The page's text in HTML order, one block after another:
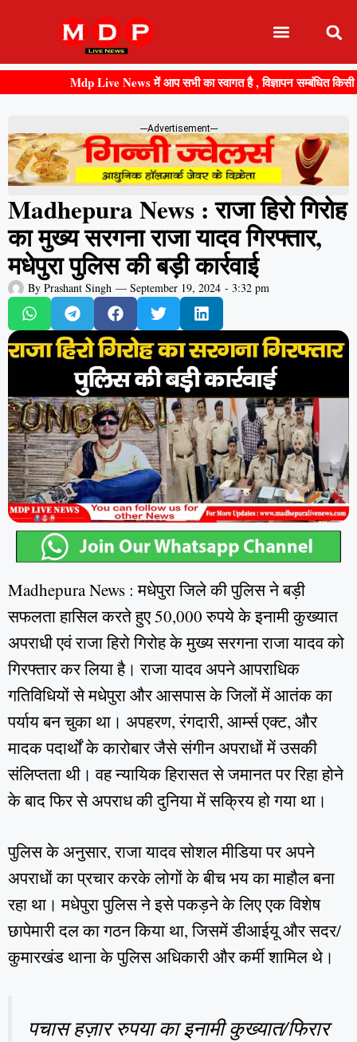
Mdp Live News में आप सभी का स्वागत है , विज्ञापन सम्बंधित किसी भी
---Advertisement---
Madhepura News : राजा हिरो गिरोह
का मुख्य सरगना राजा यादव गिरफ्तार,
मधेपुरा पुलिस की बड़ी कार्रवाई
By Prashant Singh — September 19, 2024 - 3:32 pm
Madhepura News : मधेपुरा जिले की पुलिस ने बड़ी
सफलता हासिल करते हुए 50,000 रुपये के इनामी कुख्यात
अपराधी एवं राजा हिरो गिरोह के मुख्य सरगना राजा यादव को
गिरफ्तार कर लिया है। राजा यादव अपने आपराधिक
गतिविधियों से मधेपुरा और आसपास के जिलों में आतंक का
पर्याय बन चुका था। अपहरण, रंगदारी, आर्म्स एक्ट, और
मादक पदार्थों के कारोबार जैसे संगीन अपराधों में उसकी
संलिप्तता थी। वह न्यायिक हिरासत से जमानत पर रिहा होने
के बाद फिर से अपराध की दुनिया में सक्रिय हो गया था।
पुलिस के अनुसार, राजा यादव सोशल मीडिया पर अपने
अपराधों का प्रचार करके लोगों के बीच भय का माहौल बना
रहा था। मधेपुरा पुलिस ने इसे पकड़ने के लिए एक विशेष
छापेमारी दल का गठन किया था, जिसमें डीआईयू और सदर/
कुमारखंड थाना के पुलिस अधिकारी और कर्मी शामिल थे।
पचास हज़ार रुपया का इनामी कुख्यात/फिरार